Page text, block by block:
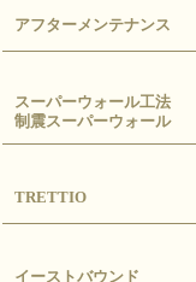
アフターメンテナンス
スーパーウォール工法
制震スーパーウォール
TRETTIO
イーストバウンド